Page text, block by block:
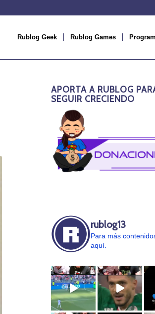
Rublog Geek Rublog Games
APORTA A RUBLOG
SEGUIR CRECIENDO
rublog13
Para más
aquí.